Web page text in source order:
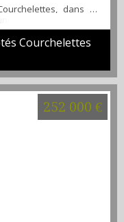
dans un
maison bel étage de
une entrée avec
accès à une terrasse
Au 1er étage, wc,
Au 2eme étage, 3
d'...
Courchelettes
252 000 €